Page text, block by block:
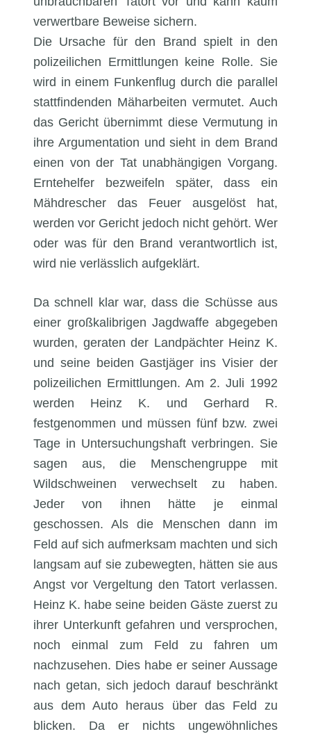
verwertbare Beweise sichern.
Die Ursache für den Brand spielt in den
polizeilichen Ermittlungen keine Rolle. Sie
wird in einem Funkenflug durch die parallel
stattfindenden Mäharbeiten vermutet. Auch
das Gericht übernimmt diese Vermutung in
ihre Argumentation und sieht in dem Brand
einen von der Tat unabhängigen Vorgang.
Erntehelfer bezweifeln später, dass ein
Mähdrescher das Feuer ausgelöst hat,
werden vor Gericht jedoch nicht gehört. Wer
oder was für den Brand verantwortlich ist,
wird nie verlässlich aufgeklärt.
Da schnell klar war, dass die Schüsse aus
einer großkalibrigen Jagdwaffe abgegeben
wurden, geraten der Landpächter Heinz K.
und seine beiden Gastjäger ins Visier der
polizeilichen Ermittlungen. Am 2. Juli 1992
werden Heinz K. und Gerhard R.
festgenommen und müssen fünf bzw. zwei
Tage in Untersuchungshaft verbringen. Sie
sagen aus, die Menschengruppe mit
Wildschweinen verwechselt zu haben.
Jeder von ihnen hätte je einmal
geschossen. Als die Menschen dann im
Feld auf sich aufmerksam machten und sich
langsam auf sie zubewegten, hätten sie aus
Angst vor Vergeltung den Tatort verlassen.
Heinz K. habe seine beiden Gäste zuerst zu
ihrer Unterkunft gefahren und versprochen,
noch einmal zum Feld zu fahren um
nachzusehen. Dies habe er seiner Aussage
nach getan, sich jedoch darauf beschränkt
aus dem Auto heraus über das Feld zu
blicken. Da er nichts ungewöhnliches